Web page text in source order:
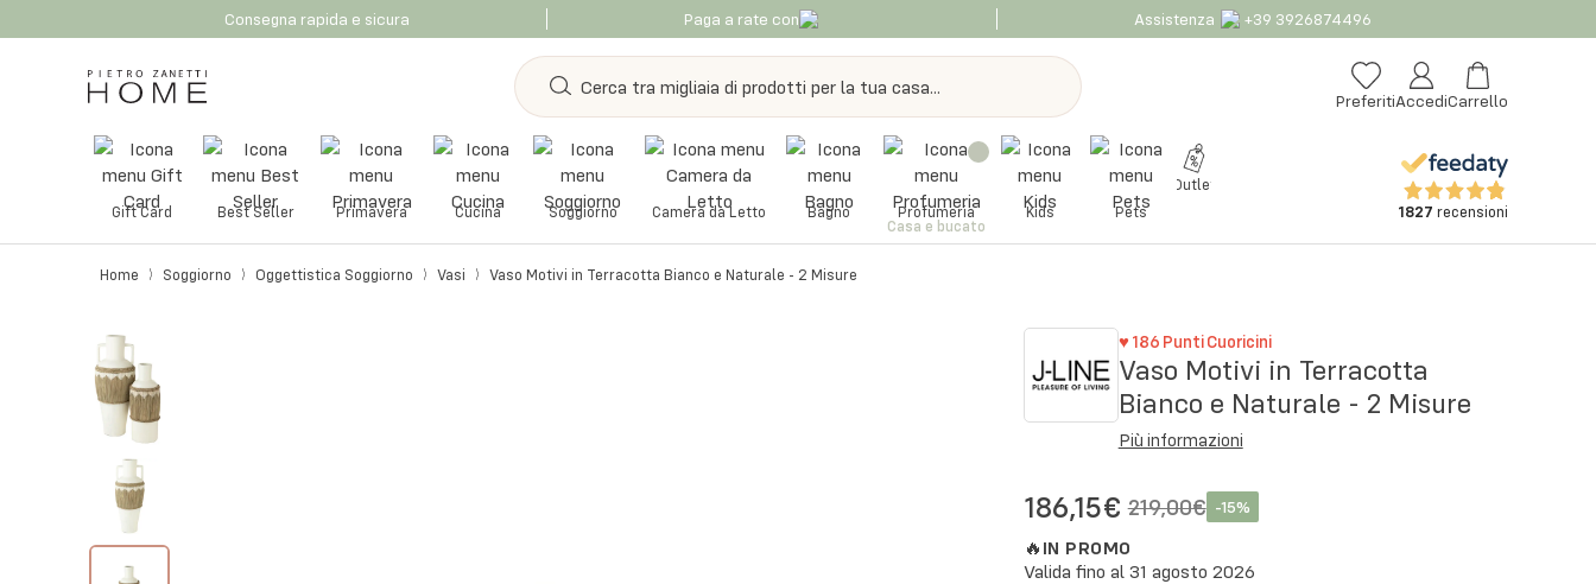
Consegna rapida e sicura Paga a rate con Assistenza +39 3926874496
PreferitiAccediCarrello
Gift Card Best Seller Primavera Cucina Soggiorno Camera da Letto Bagno
Casa e bucato
Profumeria Kids Pets
Outlet
1827 recensioni
Home Soggiorno Oggettistica Soggiorno Vasi Vaso Motivi in Terracotta Bianco e Naturale - 2 Misure
♥ 186 Punti Cuoricini
Vaso Motivi in Terracotta
Bianco e Naturale - 2 Misure
Più informazioni
186,15€ 219,00€ -15%
🔥 IN PROMO
Valida fino al 31 agosto 2026